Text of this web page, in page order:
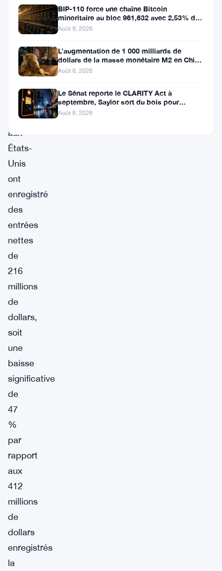
investisseurs.
Mardi,
ETF
Bitcoin
comptant
cotés
aux
États-
Unis
ont
enregistré
des
entrées
nettes
de
216
millions
de
dollars,
soit
une
baisse
significative
de
47
%
par
rapport
aux
412
millions
de
dollars
enregistrés
la
BIP-110 force une chaîne Bitcoin
minoritaire au bloc 961,632 avec 2,53% de
soutien des mineurs
Août 9, 2026
L’augmentation de 1 000 milliards de
dollars de la masse monétaire M2 en Chine
laisse les traders de Bitcoin
Août 8, 2026
Le Sénat reporte le CLARITY Act à
septembre, Saylor sort du bois pour
Bitcoin
Août 8, 2026